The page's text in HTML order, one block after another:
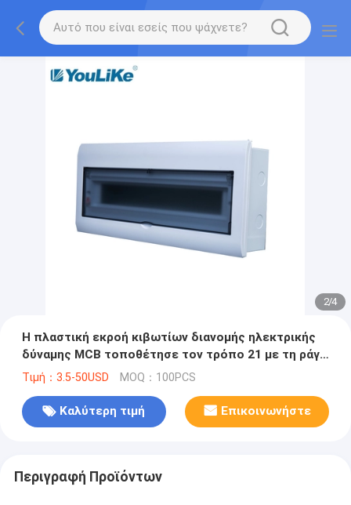
2/4
Η πλαστική εκροή κιβωτίων διανομής ηλεκτρικής
δύναμης MCB τοποθέτησε τον τρόπο 21 με τη ράγα
DIN
Τιμή：3.5-50USD MOQ：100PCS
Καλύτερη τιμή Επικοινωνήστε
Περιγραφή Προϊόντων